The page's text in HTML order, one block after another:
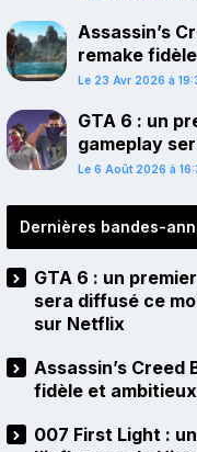
Assassin’s
remake
juillet sur PS5
Le 23 Avr 2026 à
GTA 6 : un
gameplay
avant-
Le 6 Août 2026 à
Dernières bandes-
GTA 6 : un
sera diffusé ce
sur Netflix
Assassin’s Creed
fidèle et
007 First Light :